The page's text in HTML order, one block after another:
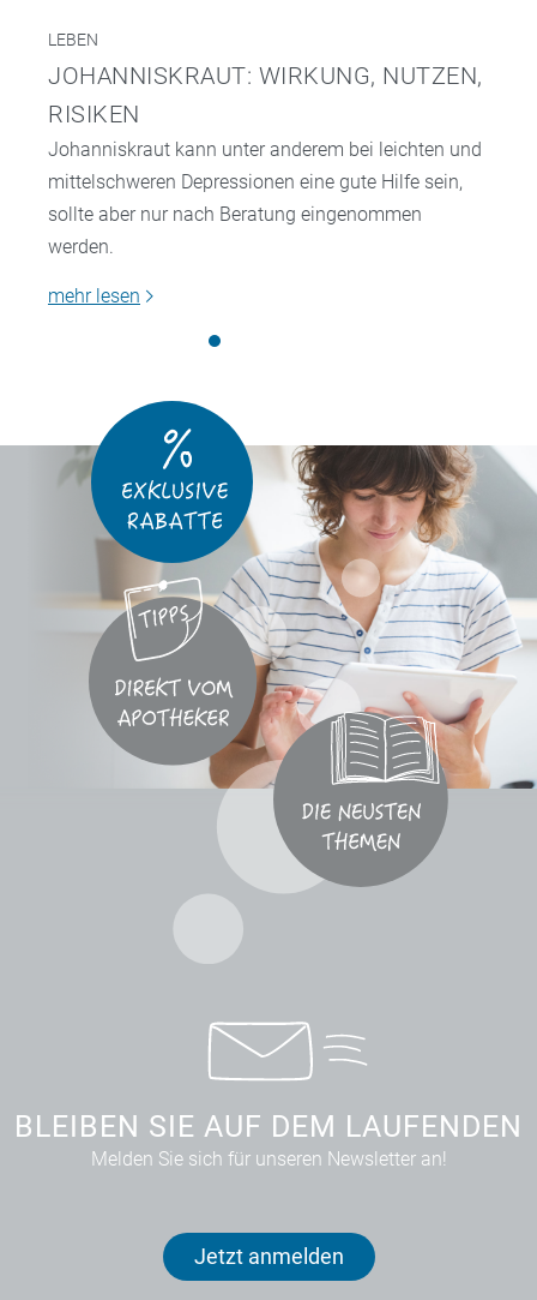
LEBEN
JOHANNISKRAUT: WIRKUNG, NUTZEN,
RISIKEN
Johanniskraut kann unter anderem bei leichten und
mittelschweren Depressionen eine gute Hilfe sein,
sollte aber nur nach Beratung eingenommen
werden.
mehr lesen
BLEIBEN SIE AUF DEM LAUFENDEN
Melden Sie sich für unseren Newsletter an!
Jetzt anmelden